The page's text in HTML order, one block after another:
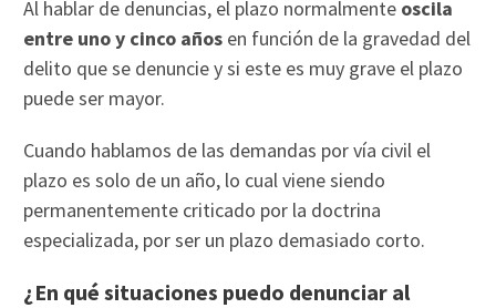
Al hablar de denuncias, el plazo normalmente oscila
entre uno y cinco años en función de la gravedad del
delito que se denuncie y si este es muy grave el plazo
puede ser mayor.
Cuando hablamos de las demandas por vía civil el
plazo es solo de un año, lo cual viene siendo
permanentemente criticado por la doctrina
especializada, por ser un plazo demasiado corto.
¿En qué situaciones puedo denunciar al